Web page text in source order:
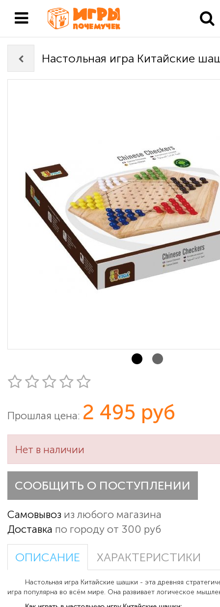
Настольная игра Китайские
Прошлая цена: 2 495 руб
Нет в наличии
СООБЩИТЬ О ПОСТУПЛЕНИИ
Самовывоз из любого магазина
Доставка по городу от 300 руб
ОПИСАНИЕ ХАРАКТЕРИСТИКИ
Настольная игра Китайские шашки - эта древняя
игра популярна во всём мире. Она развивает логическое